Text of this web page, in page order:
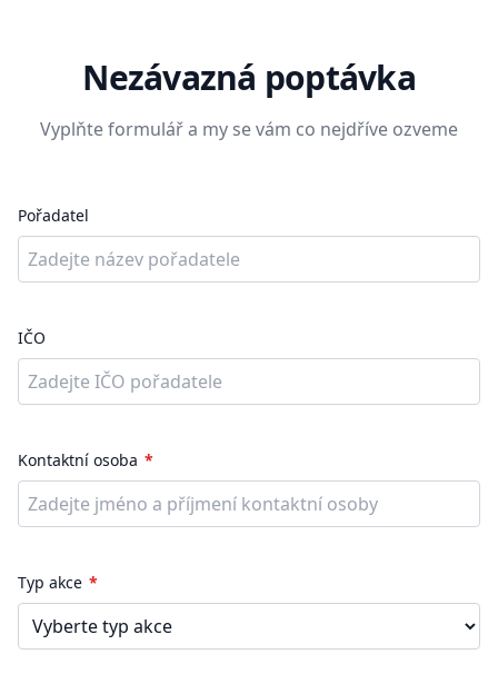
Nezávazná poptávka
Vyplňte formulář a my se vám co nejdříve ozveme
Pořadatel
IČO
Kontaktní osoba
Typ akce